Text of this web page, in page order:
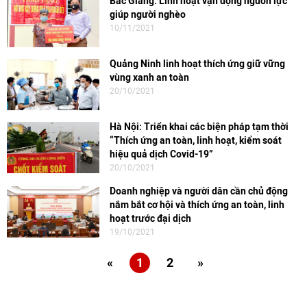
giúp người nghèo
10/11/2021
Quảng Ninh linh hoạt thích ứng giữ vững
vùng xanh an toàn
20/10/2021
Hà Nội: Triển khai các biện pháp tạm thời
“Thích ứng an toàn, linh hoạt, kiểm soát
hiệu quả dịch Covid-19”
20/10/2021
Doanh nghiệp và người dân cần chủ động
nắm bắt cơ hội và thích ứng an toàn, linh
hoạt trước đại dịch
19/10/2021
« 1 2 »